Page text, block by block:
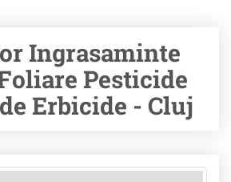
Ingrasaminte
Pesticide
Erbicide - Cluj